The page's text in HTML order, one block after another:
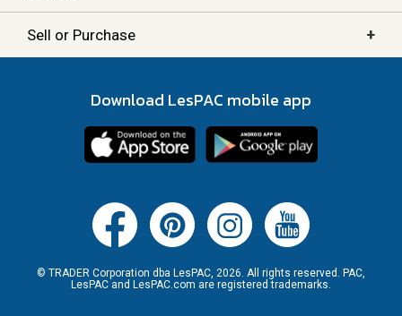
Sell or Purchase +
Download LesPAC mobile app
© TRADER Corporation dba LesPAC, 2026. All rights reserved. PAC,
LesPAC and LesPAC.com are registered trademarks.